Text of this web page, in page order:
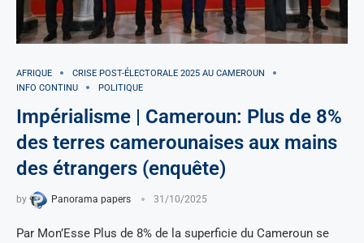
AFRIQUE
CRISE POST-ÉLECTORALE 2025 AU CAMEROUN
INFO CONTINU
POLITIQUE
Impérialisme | Cameroun: Plus de 8%
des terres camerounaises aux mains
des étrangers (enquête)
by Panorama papers 31/10/2025
Par Mon’Esse Plus de 8% de la superficie du Cameroun se